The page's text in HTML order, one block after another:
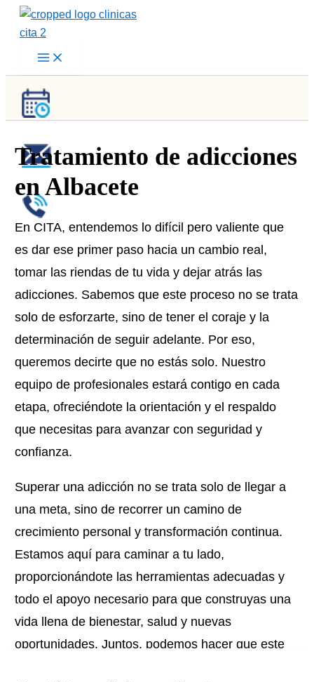
Tratamiento de adicciones
en Albacete
En CITA, entendemos lo difícil pero valiente que
es dar ese primer paso hacia un cambio real,
tomar las riendas de tu vida y dejar atrás las
adicciones. Sabemos que este proceso no se trata
solo de esforzarte, sino de tener el coraje y la
determinación de seguir adelante. Por eso,
queremos decirte que no estás solo. Nuestro
equipo de profesionales estará contigo en cada
etapa, ofreciéndote la orientación y el respaldo
que necesitas para avanzar con seguridad y
confianza.
Superar una adicción no se trata solo de llegar a
una meta, sino de recorrer un camino de
crecimiento personal y transformación continua.
Estamos aquí para caminar a tu lado,
proporcionándote las herramientas adecuadas y
todo el apoyo necesario para que construyas una
vida llena de bienestar, salud y nuevas
oportunidades. Juntos, podemos hacer que este